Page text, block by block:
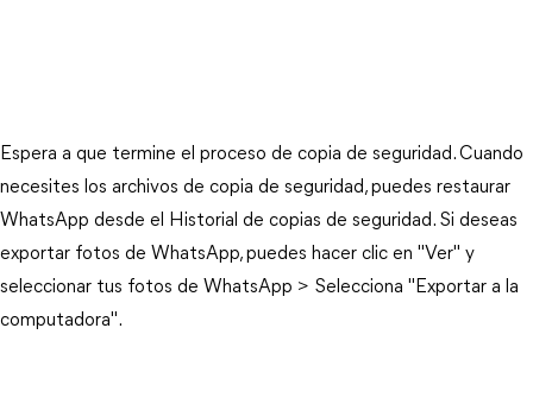
Espera a que termine el proceso de copia de seguridad. Cuando
necesites los archivos de copia de seguridad, puedes restaurar
WhatsApp desde el Historial de copias de seguridad. Si deseas
exportar fotos de WhatsApp, puedes hacer clic en "Ver" y
seleccionar tus fotos de WhatsApp > Selecciona "Exportar a la
computadora".